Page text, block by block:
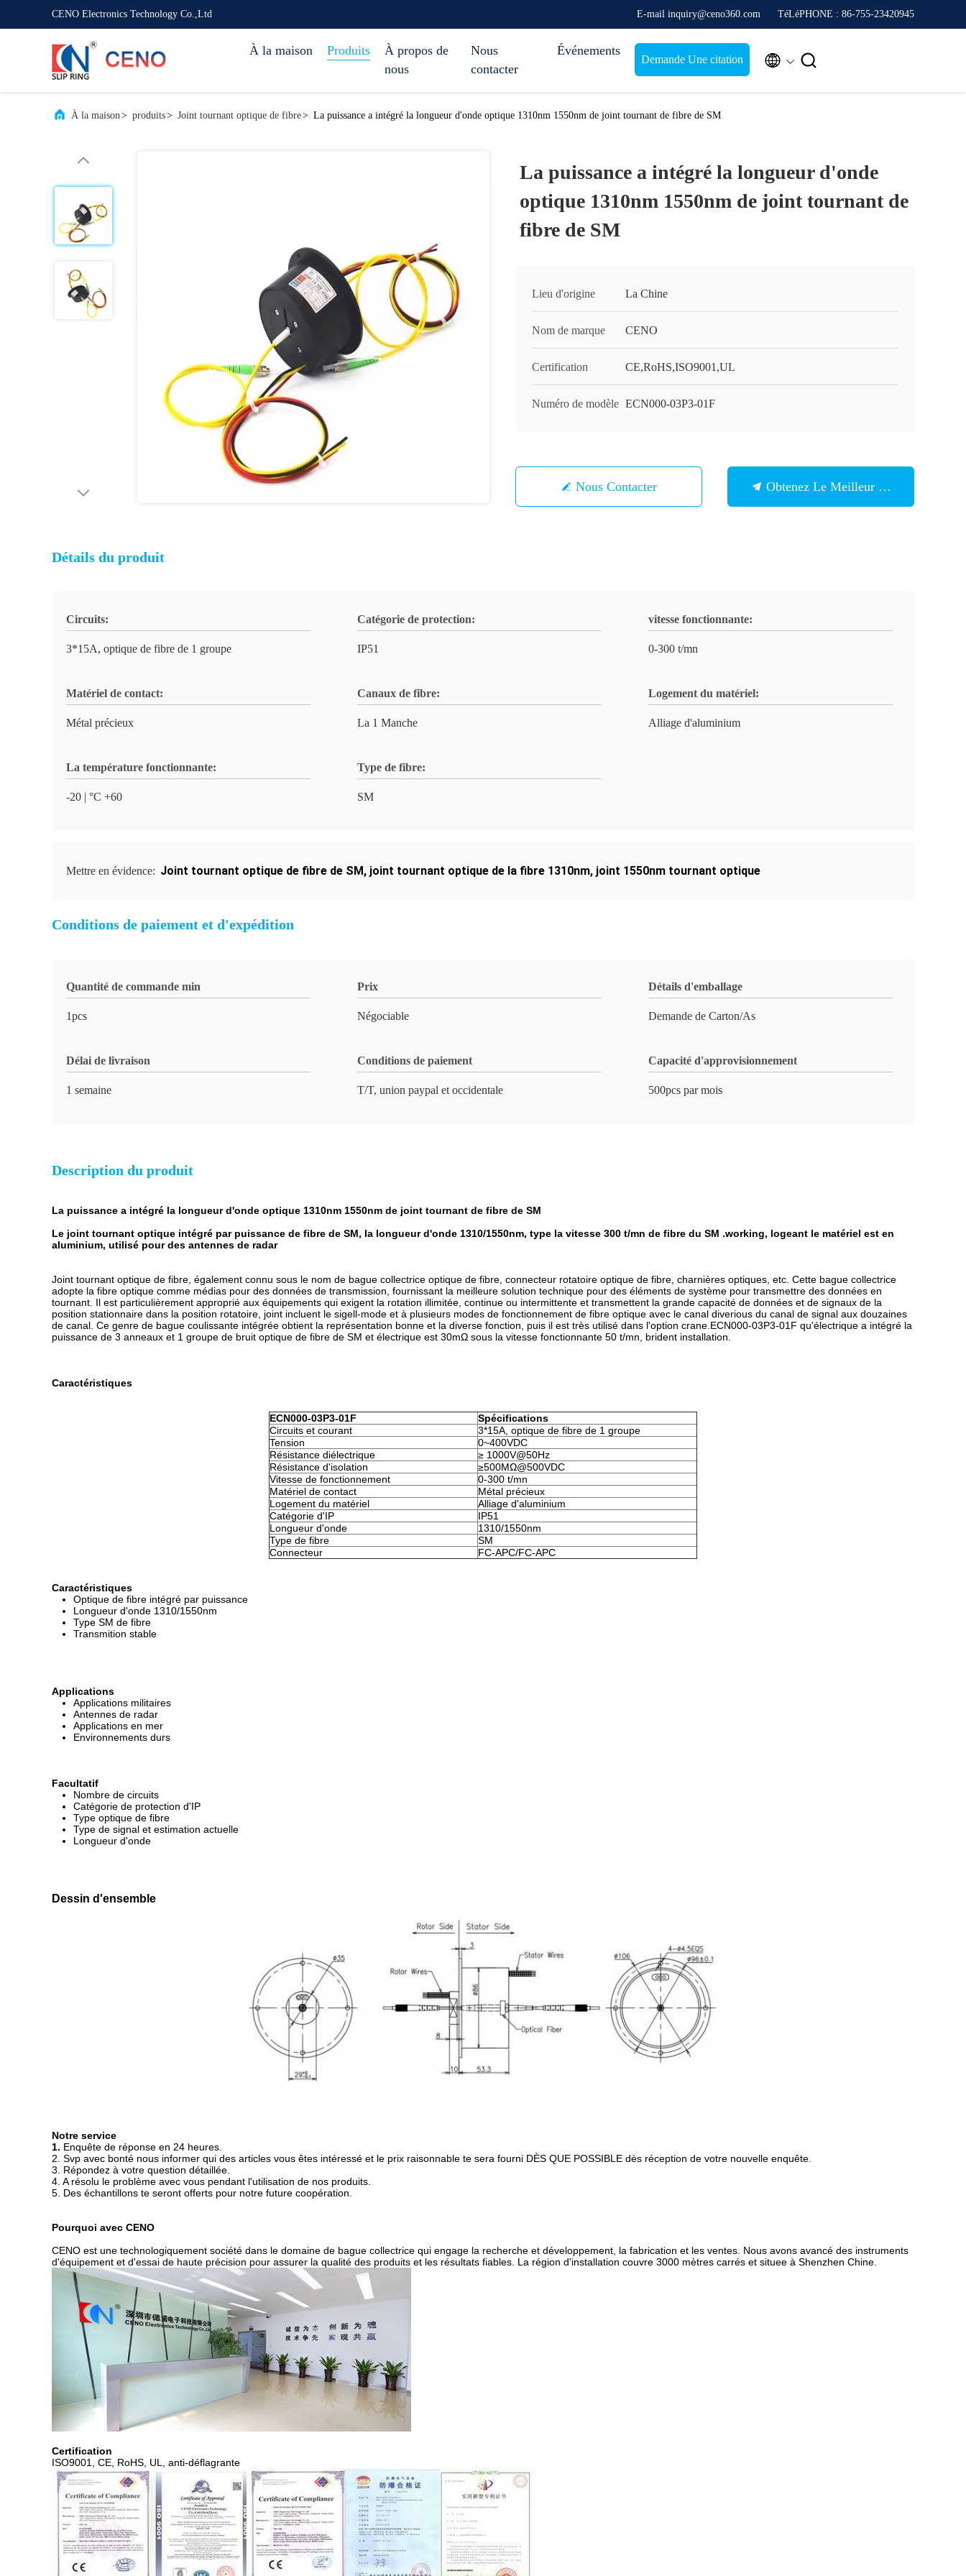
CENO Electronics Technology Co.,Ltd E-mail inquiry@ceno360.com TéLéPHONE : 86-755-23420945
À la maison Produits
À propos de
nous
Nous
contacter
Événements
Demande Une citation  
À la maison> produits> Joint tournant optique de fibre> La puissance a intégré la longueur d'onde optique 1310nm 1550nm de joint tournant de fibre de SM
La puissance a intégré la longueur d'onde
optique 1310nm 1550nm de joint tournant de
fibre de SM
Lieu d'origine La Chine
Nom de marque CENO
Certification CE,RoHS,ISO9001,UL
Numéro de modèle ECN000-03P3-01F
Nous Contacter Obtenez Le Meilleur Prix
Détails du produit
Circuits:
3*15A, optique de fibre de 1 groupe
Catégorie de protection:
IP51
vitesse fonctionnante:
0-300 t/mn
Matériel de contact:
Métal précieux
Canaux de fibre:
La 1 Manche
Logement du matériel:
Alliage d'aluminium
La température fonctionnante:
-20 | °C +60
Type de fibre:
SM
Mettre en évidence: Joint tournant optique de fibre de SM, joint tournant optique de la fibre 1310nm, joint 1550nm tournant optique
Conditions de paiement et d'expédition
Quantité de commande min
1pcs
Prix
Négociable
Détails d'emballage
Demande de Carton/As
Délai de livraison
1 semaine
Conditions de paiement
T/T, union paypal et occidentale
Capacité d'approvisionnement
500pcs par mois
Description du produit
La puissance a intégré la longueur d'onde optique 1310nm 1550nm de joint tournant de fibre de SM
Le joint tournant optique intégré par puissance de fibre de SM, la longueur d'onde 1310/1550nm, type la vitesse 300 t/mn de fibre du SM .working, logeant le matériel est en
aluminium, utilisé pour des antennes de radar
Joint tournant optique de fibre, également connu sous le nom de bague collectrice optique de fibre, connecteur rotatoire optique de fibre, charnières optiques, etc. Cette bague collectrice
adopte la fibre optique comme médias pour des données de transmission, fournissant la meilleure solution technique pour des éléments de système pour transmettre des données en
tournant. Il est particulièrement approprié aux équipements qui exigent la rotation illimitée, continue ou intermittente et transmettent la grande capacité de données et de signaux de la
position stationnaire dans la position rotatoire, joint incluent le sigell-mode et à plusieurs modes de fonctionnement de fibre optique avec le canal diverious du canal de signal aux douzaines
de canal. Ce genre de bague coulissante intégrée obtient la représentation bonne et la diverse fonction, puis il est très utilisé dans l'option crane.ECN000-03P3-01F qu'électrique a intégré la
puissance de 3 anneaux et 1 groupe de bruit optique de fibre de SM et électrique est 30mΩ sous la vitesse fonctionnante 50 t/mn, brident installation.
Caractéristiques
ECN000-03P3-01F
Spécifications
Circuits et courant
3*15A, optique de fibre de 1 groupe
Tension
0~400VDC
Résistance diélectrique
≥ 1000V@50Hz
Résistance d'isolation
≥500MΩ@500VDC
Vitesse de fonctionnement
0-300 t/mn
Matériel de contact
Métal précieux
Logement du matériel
Alliage d'aluminium
Catégorie d'IP
IP51
Longueur d'onde
1310/1550nm
Type de fibre
SM
Connecteur
FC-APC/FC-APC
Caractéristiques
Optique de fibre intégré par puissance
Longueur d'onde 1310/1550nm
Type SM de fibre
Transmition stable
Applications
Applications militaires
Antennes de radar
Applications en mer
Environnements durs
Facultatif
Nombre de circuits
Catégorie de protection d'IP
Type optique de fibre
Type de signal et estimation actuelle
Longueur d'onde
Dessin d'ensemble
Notre service
1. Enquête de réponse en 24 heures.
2. Svp avec bonté nous informer qui des articles vous êtes intéressé et le prix raisonnable te sera fourni DÈS QUE POSSIBLE dès réception de votre nouvelle enquête.
3. Répondez à votre question détaillée.
4. A résolu le problème avec vous pendant l'utilisation de nos produits.
5. Des échantillons te seront offerts pour notre future coopération.
Pourquoi avec CENO
CENO est une technologiquement société dans le domaine de bague collectrice qui engage la recherche et développement, la fabrication et les ventes. Nous avons avancé des instruments
d'équipement et d'essai de haute précision pour assurer la qualité des produits et les résultats fiables. La région d'installation couvre 3000 mètres carrés et situee à Shenzhen Chine.
Certification
ISO9001, CE, RoHS, UL, anti-déflagrante